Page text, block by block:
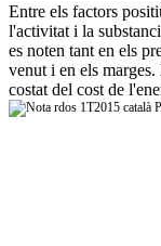
Entre els factors
l'activitat i la
es noten tant en els
venut i en els
costat del cost de